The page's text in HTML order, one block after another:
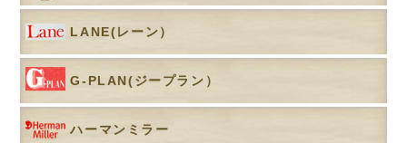
LANE(レーン）
G-PLAN(ジープラン）
ハーマンミラー